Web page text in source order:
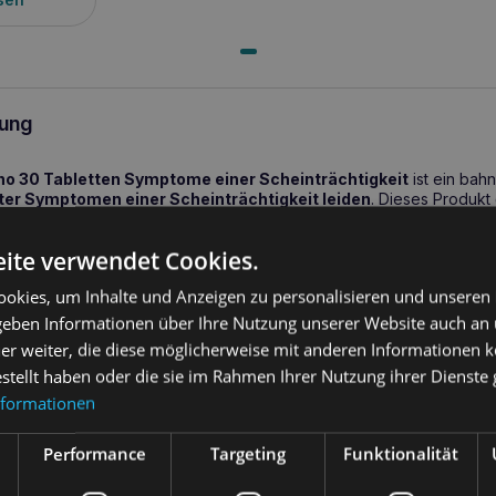
30 Tabletten Symptome einer Scheinträchtigkeit ist ein
Symptomen einer Scheinträchtigkeit leiden. Dieses
sorgt so für die Gesundheit und das Wohlbefinden Ihres Tieres.
Lösung für die Behandlung von
30 Tabletten Symptome einer Scheinschwangerschaftist
einer natürlichen Möglichkeit suchen, ihrer Hündin während einer
zu helfen. Inhaltsstoffe wie
der Brustdrüse zu verkleinern, was für die Verringerung der
entscheidend ist.
verwendet Cookies.
um Inhalte und Anzeigen zu personalisieren und
Informationen über Ihre Nutzung unserer Website auch an
weiter, die diese möglicherweise mit anderen Informationen
haben oder die sie im Rahmen Ihrer Nutzung ihrer Dienste
Performance Targeting Funktionalität